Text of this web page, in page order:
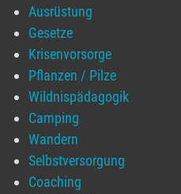
Ausrüstung
Gesetze
Krisenvorsorge
Pflanzen / Pilze
Wildnispädagogik
Camping
Wandern
Selbstversorgung
Coaching